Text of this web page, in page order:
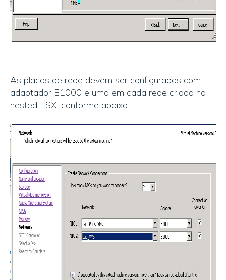
As placas de rede devem ser configuradas com
adaptador E1000 e uma em cada rede criada no
nested ESX, conforme abaixo: